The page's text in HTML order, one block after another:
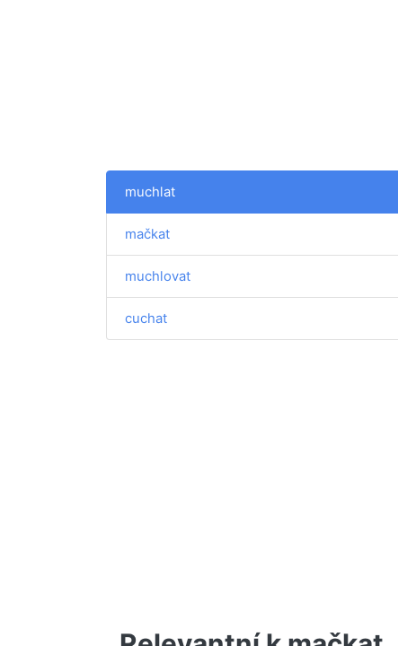
muchlat
mačkat
muchlovat
cuchat